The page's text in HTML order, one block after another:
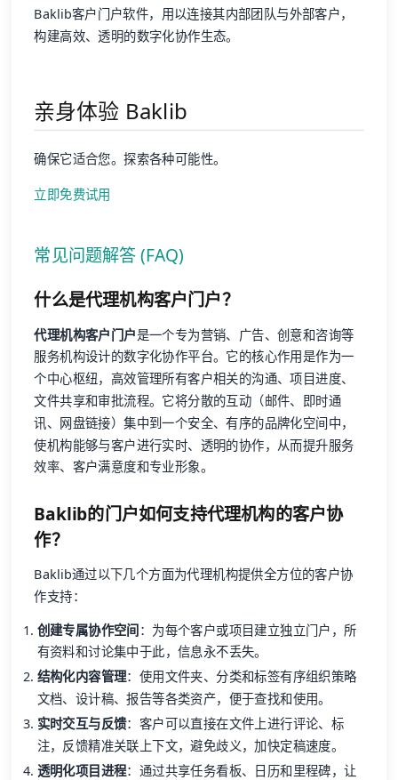
Baklib客户门户软件，用以连接其内部团队与外部客户，
构建高效、透明的数字化协作生态。
亲身体验 Baklib
确保它适合您。探索各种可能性。
立即免费试用
常见问题解答 (FAQ)
什么是代理机构客户门户？
代理机构客户门户是一个专为营销、广告、创意和咨询等
服务机构设计的数字化协作平台。它的核心作用是作为一
个中心枢纽，高效管理所有客户相关的沟通、项目进度、
文件共享和审批流程。它将分散的互动（邮件、即时通
讯、网盘链接）集中到一个安全、有序的品牌化空间中，
使机构能够与客户进行实时、透明的协作，从而提升服务
效率、客户满意度和专业形象。
Baklib的门户如何支持代理机构的客户协
作？
Baklib通过以下几个方面为代理机构提供全方位的客户协
作支持：
创建专属协作空间：为每个客户或项目建立独立门户，所
有资料和讨论集中于此，信息永不丢失。
结构化内容管理：使用文件夹、分类和标签有序组织策略
文档、设计稿、报告等各类资产，便于查找和使用。
实时交互与反馈：客户可以直接在文件上进行评论、标
注，反馈精准关联上下文，避免歧义，加快定稿速度。
透明化项目进程：通过共享任务看板、日历和里程碑，让